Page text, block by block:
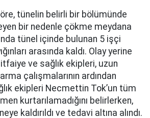
tünelin belirli bir bölümünde
bir nedenle çökme meydana
tünel içinde bulunan 5 işçi
arasında kaldı. Olay yerine
ve sağlık ekipleri, uzun
çalışmalarının ardından
ekipleri Necmettin Tok’un tüm
kurtarılamadığını belirlerken,
kaldırıldı ve tedavi altına alındı.